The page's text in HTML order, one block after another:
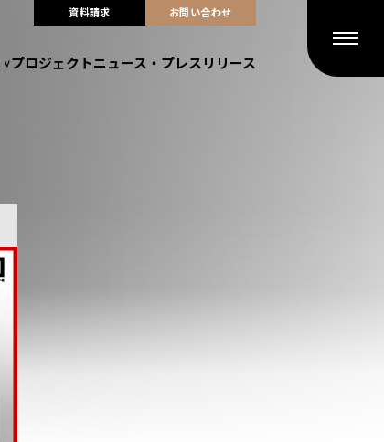
資料請求 お問い合わせ
プロジェクトニュース・プレスリリース